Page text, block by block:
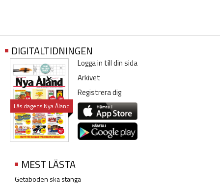
DIGITALTIDNINGEN
Läs dagens Nya Åland
Logga in till din sida
Arkivet
Registrera dig
MEST LÄSTA
Getaboden ska stänga